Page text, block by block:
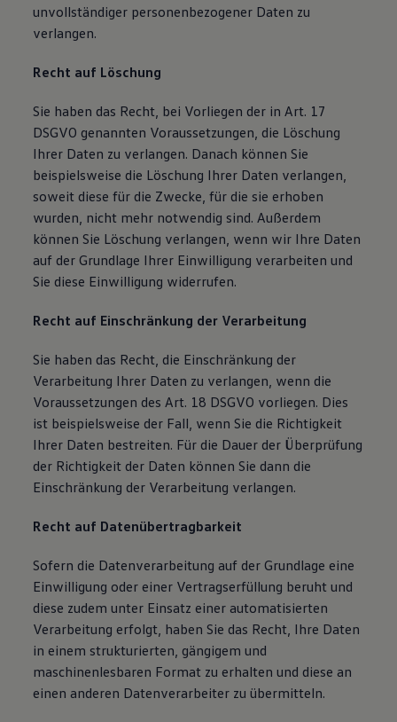
unvollständiger personenbezogener Daten zu
verlangen.
Recht auf Löschung
Sie haben das Recht, bei Vorliegen der in Art. 17
DSGVO genannten Voraussetzungen, die Löschung
Ihrer Daten zu verlangen. Danach können Sie
beispielsweise die Löschung Ihrer Daten verlangen,
soweit diese für die Zwecke, für die sie erhoben
wurden, nicht mehr notwendig sind. Außerdem
können Sie Löschung verlangen, wenn wir Ihre Daten
auf der Grundlage Ihrer Einwilligung verarbeiten und
Sie diese Einwilligung widerrufen.
Recht auf Einschränkung der Verarbeitung
Sie haben das Recht, die Einschränkung der
Verarbeitung Ihrer Daten zu verlangen, wenn die
Voraussetzungen des Art. 18 DSGVO vorliegen. Dies
ist beispielsweise der Fall, wenn Sie die Richtigkeit
Ihrer Daten bestreiten. Für die Dauer der Überprüfung
der Richtigkeit der Daten können Sie dann die
Einschränkung der Verarbeitung verlangen.
Recht auf Datenübertragbarkeit
Sofern die Datenverarbeitung auf der Grundlage eine
Einwilligung oder einer Vertragserfüllung beruht und
diese zudem unter Einsatz einer automatisierten
Verarbeitung erfolgt, haben Sie das Recht, Ihre Daten
in einem strukturierten, gängigem und
maschinenlesbaren Format zu erhalten und diese an
einen anderen Datenverarbeiter zu übermitteln.